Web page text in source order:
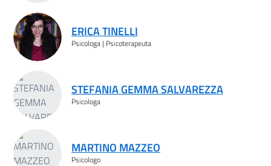
ERICA TINELLI
Psicologa | Psicoterapeuta
STEFANIA GEMMA SALVAREZZA
Psicologa
MARTINO MAZZEO
Psicologo